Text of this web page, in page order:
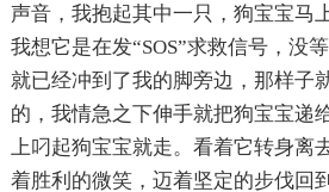
声音，我抱起其中一只，狗宝宝马
我想它是在发“SOS”求救信号，没
就已经冲到了我的脚旁边，那样子
的，我情急之下伸手就把狗宝宝递
上叼起狗宝宝就走。看着它转身离
着胜利的微笑，迈着坚定的步伐回